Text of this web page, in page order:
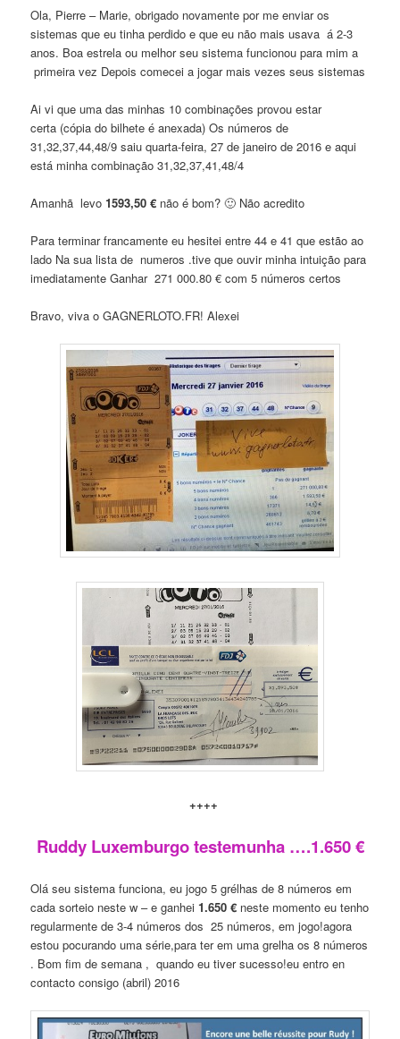
Ola, Pierre – Marie, obrigado novamente por me enviar os
sistemas que eu tinha perdido e que eu não mais usava á 2-3
anos. Boa estrela ou melhor seu sistema funcionou para mim a
primeira vez Depois comecei a jogar mais vezes seus sistemas
Ai vi que uma das minhas 10 combinações provou estar
certa (cópia do bilhete é anexada) Os números de
31,32,37,44,48/9 saiu quarta-feira, 27 de janeiro de 2016 e aqui
está minha combinação 31,32,37,41,48/4
Amanhã levo1593,50 € não é bom? 🙂 Não acredito
Para terminar francamente eu hesitei entre 44 e 41 que estão ao
lado Na sua lista de numeros .tive que ouvir minha intuição para
imediatamente Ganhar 271 000.80 € com 5 números certos
Bravo, viva o GAGNERLOTO.FR! Alexei
++++
Ruddy Luxemburgo testemunha….1.650 €
Olá seu sistema funciona, eu jogo 5 grélhas de 8 números em
cada sorteio neste w – e ganhei1.650 € neste momento eu tenho
regularmente de 3-4 números dos 25 números, em jogo!agora
estou pocurando uma série,para ter em uma grelha os 8 números
. Bom fim de semana , quando eu tiver sucesso!eu entro en
contacto consigo (abril) 2016